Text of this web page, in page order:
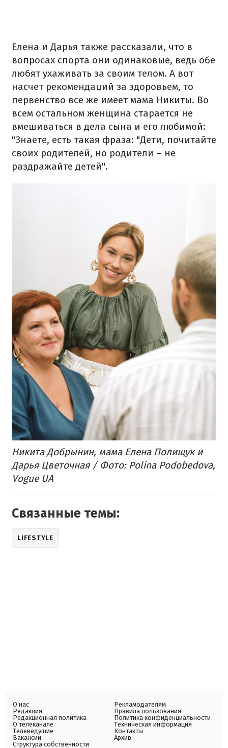
Елена и Дарья также рассказали, что в
вопросах спорта они одинаковые, ведь обе
любят ухаживать за своим телом. А вот
насчет рекомендаций за здоровьем, то
первенство все же имеет мама Никиты. Во
всем остальном женщина старается не
вмешиваться в дела сына и его любимой:
"Знаете, есть такая фраза: "Дети, почитайте
своих родителей, но родители – не
раздражайте детей".
Никита Добрынин, мама Елена Полищук и
Дарья Цветочная / Фото: Polina Podobedova,
Vogue UA
Связанные темы:
LIFESTYLE
О нас
Редакция
Редакционная политика
О телеканале
Телеведущие
Вакансии
Структура собственности
Рекламодателям
Правила пользования
Политика конфиденциальности
Техническая информация
Контакты
Архив